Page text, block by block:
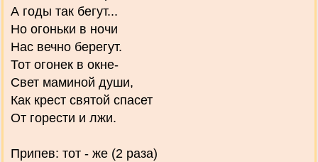
А годы так бегут...
Но огоньки в ночи
Нас вечно берегут.
Тот огонек в окне-
Свет маминой души,
Как крест святой спасет
От горести и лжи.
Припев: тот - же (2 раза)